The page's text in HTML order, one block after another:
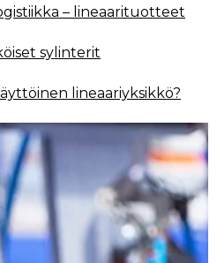
– lineaarituotteet
sylinterit
lineaariyksikkö?